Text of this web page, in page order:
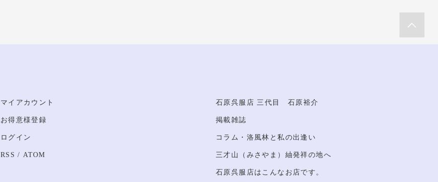
マイアカウント
お得意様登録
ログイン
RSS / ATOM
石原呉服店 三代目 石原裕介
掲載雑誌
コラム・洛風林と私の出逢い
三才山（みさやま）紬発祥の地へ
石原呉服店はこんなお店です。